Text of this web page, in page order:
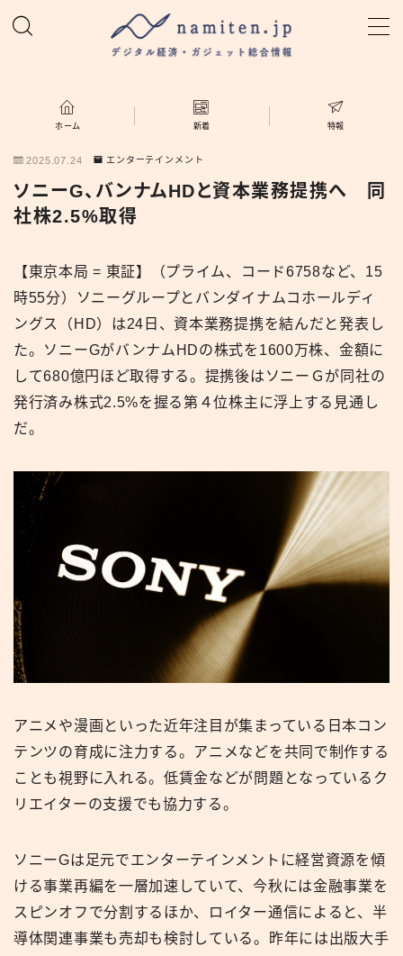
ホーム
新着
namiten.jp
ホーム 新着 特報
2025.07.24 エンターテインメント
ソニーG、バンナムHDと資本業務提携へ 同
社株2.5%取得
【東京本局 = 東証】（プライム、コード6758など、15
時55分）ソニーグループとバンダイナムコホールディ
ングス（HD）は24日、資本業務提携を結んだと発表し
た。ソニーGがバンナムHDの株式を1600万株、金額に
して680億円ほど取得する。提携後はソニーＧが同社の
発行済み株式2.5%を握る第４位株主に浮上する見通し
だ。
アニメや漫画といった近年注目が集まっている日本コン
テンツの育成に注力する。アニメなどを共同で制作する
ことも視野に入れる。低賃金などが問題となっているク
リエイターの支援でも協力する。
ソニーGは足元でエンターテインメントに経営資源を傾
ける事業再編を一層加速していて、今秋には金融事業を
スピンオフで分割するほか、ロイター通信によると、半
導体関連事業も売却も検討している。昨年には出版大手